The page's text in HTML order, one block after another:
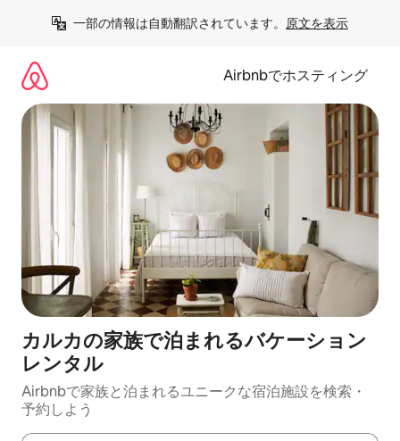
一部の情報は自動翻訳されています。 原文を表示
Airbnbでホスティング
カルカの家族で泊まれるバケーション
レンタル
Airbnbで家族と泊まれるユニークな宿泊施設を検索・
予約しよう